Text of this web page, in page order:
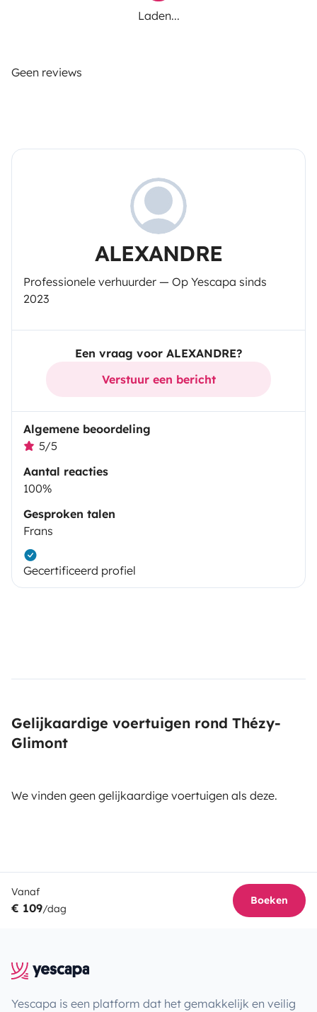
Laden...
Geen reviews
ALEXANDRE
Professionele verhuurder — Op Yescapa sinds
2023
Een vraag voor ALEXANDRE?
Verstuur een bericht
Algemene beoordeling
5/5
Aantal reacties
100%
Gesproken talen
Frans
Gecertificeerd profiel
Gelijkaardige voertuigen rond Thézy-
Glimont
We vinden geen gelijkaardige voertuigen als deze.
Vanaf
€ 109/dag
Boeken
Yescapa is een platform dat het gemakkelijk en veilig